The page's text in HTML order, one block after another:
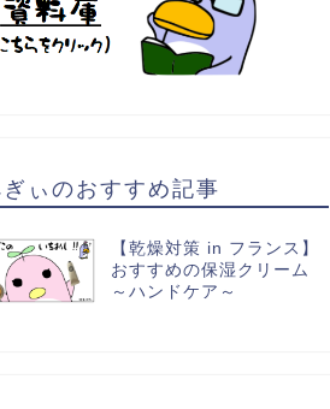
ぃのおすすめ記事
【乾燥対策 in フランス】
おすすめの保湿クリーム
～ハンドケア～